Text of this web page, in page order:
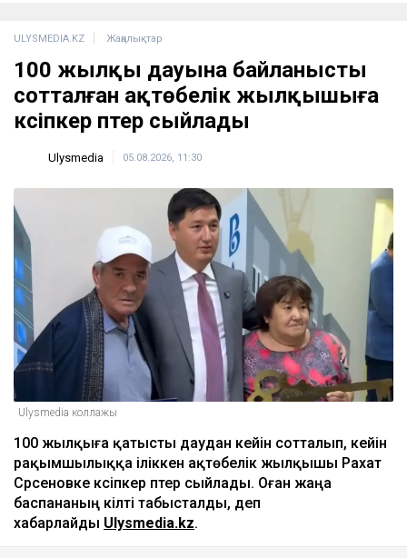
ULYSMEDIA.KZ Жаңалықтар
100 жылқы дауына байланысты
сотталған ақтөбелік жылқышыға
кәсіпкер пәтер сыйлады
Ulysmedia 05.08.2026, 11:30
Ulysmedia коллажы
100 жылқыға қатысты даудан кейін сотталып, кейін
рақымшылыққа іліккен ақтөбелік жылқышы Рахат
Сәрсеновке кәсіпкер пәтер сыйлады. Оған жаңа
баспананың кілті табысталды, деп
хабарлайды Ulysmedia.kz.